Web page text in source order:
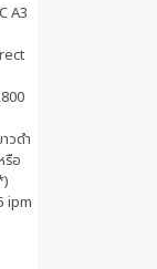
A3
วดำ
รือ
ipm